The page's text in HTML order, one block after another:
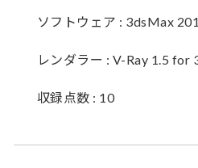
ソフトウェア : 3dsMax
レンダラー : V-Ray 1.5 for
収録点数 : 10